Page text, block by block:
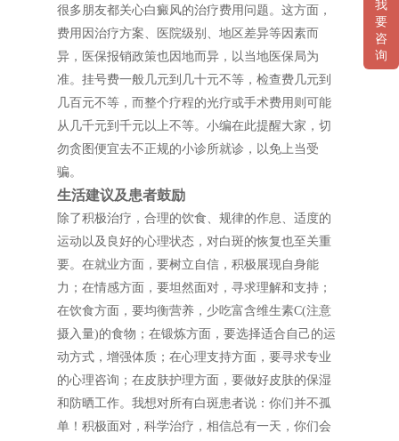
很多朋友都关心白癜风的治疗费用问题。这方面，
费用因治疗方案、医院级别、地区差异等因素而
异，医保报销政策也因地而异，以当地医保局为
准。挂号费一般几元到几十元不等，检查费几元到
几百元不等，而整个疗程的光疗或手术费用则可能
从几千元到千元以上不等。小编在此提醒大家，切
勿贪图便宜去不正规的小诊所就诊，以免上当受
骗。
生活建议及患者鼓励
除了积极治疗，合理的饮食、规律的作息、适度的
运动以及良好的心理状态，对白斑的恢复也至关重
要。在就业方面，要树立自信，积极展现自身能
力；在情感方面，要坦然面对，寻求理解和支持；
在饮食方面，要均衡营养，少吃富含维生素C(注意
摄入量)的食物；在锻炼方面，要选择适合自己的运
动方式，增强体质；在心理支持方面，要寻求专业
的心理咨询；在皮肤护理方面，要做好皮肤的保湿
和防晒工作。我想对所有白斑患者说：你们并不孤
单！积极面对，科学治疗，相信总有一天，你们会
我
要
咨
询